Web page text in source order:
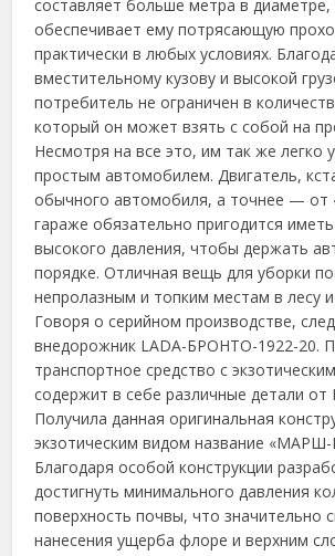
составляет больше метра в диаметре,
обеспечивает ему потрясающую
практически в любых условиях.
вместительному кузову и высокой
потребитель не ограничен в
который он может взять с собой на
Несмотря на все это, им так же легко
простым автомобилем. Двигатель,
обычного автомобиля, а точнее — от
гараже обязательно пригодится
высокого давления, чтобы держать
порядке. Отличная вещь для уборки
непролазным и топким местам в лесу
Говоря о серийном производстве,
внедорожник LADA-БРОНТО-1922-20.
транспортное средство с
содержит в себе различные детали от
Получила данная оригинальная
экзотическим видом название
Благодаря особой конструкции
достигнуть минимального давления
поверхность почвы, что значительно
нанесения ущерба флоре и верхним